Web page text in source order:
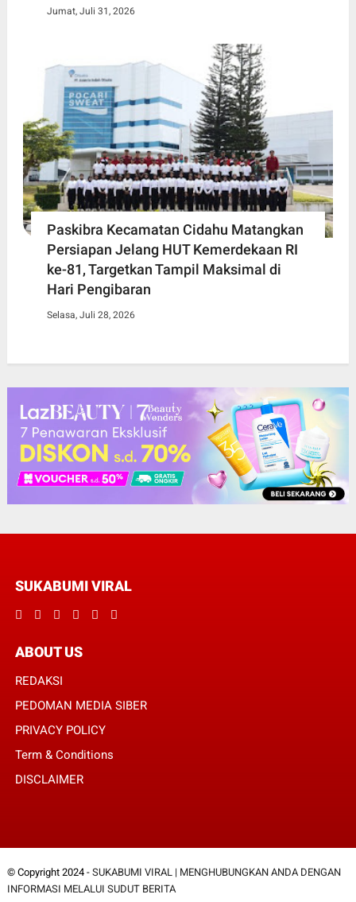
Jumat, Juli 31, 2026
Paskibra Kecamatan Cidahu Matangkan
Persiapan Jelang HUT Kemerdekaan RI
ke-81, Targetkan Tampil Maksimal di
Hari Pengibaran
Selasa, Juli 28, 2026
SUKABUMI VIRAL
ABOUT US
REDAKSI
PEDOMAN MEDIA SIBER
PRIVACY POLICY
Term & Conditions
DISCLAIMER
© Copyright 2024 - SUKABUMI VIRAL | MENGHUBUNGKAN ANDA DENGAN
INFORMASI MELALUI SUDUT BERITA